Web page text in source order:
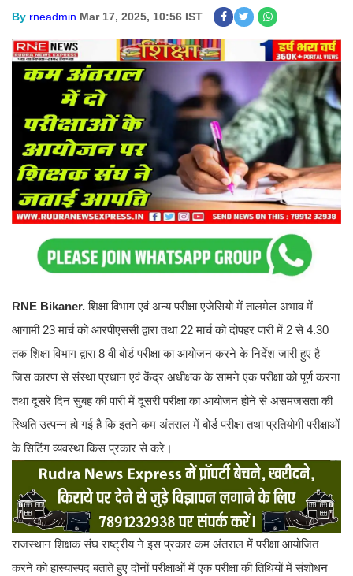
By rneadmin Mar 17, 2025, 10:56 IST
RNE Bikaner.शिक्षा विभाग एवं अन्य परीक्षा एजेसियो में तालमेल अभाव में
आगामी 23 मार्च को आरपीएससी द्वारा तथा 22 मार्च को दोपहर पारी में 2 से 4.30
तक शिक्षा विभाग द्वारा 8 वी बोर्ड परीक्षा का आयोजन करने के निर्देश जारी हुए है
जिस कारण से संस्था प्रधान एवं केंद्र अधीक्षक के सामने एक परीक्षा को पूर्ण करना
तथा दूसरे दिन सुबह की पारी में दूसरी परीक्षा का आयोजन होने से असमंजसता की
स्थिति उत्पन्न हो गई है कि इतने कम अंतराल में बोर्ड परीक्षा तथा प्रतियोगी परीक्षाओं
के सिटिंग व्यवस्था किस प्रकार से करे।
राजस्थान शिक्षक संघ राष्ट्रीय ने इस प्रकार कम अंतराल में परीक्षा आयोजित
करने को हास्यास्पद बताते हुए दोनों परीक्षाओं में एक परीक्षा की तिथियों में संशोधन